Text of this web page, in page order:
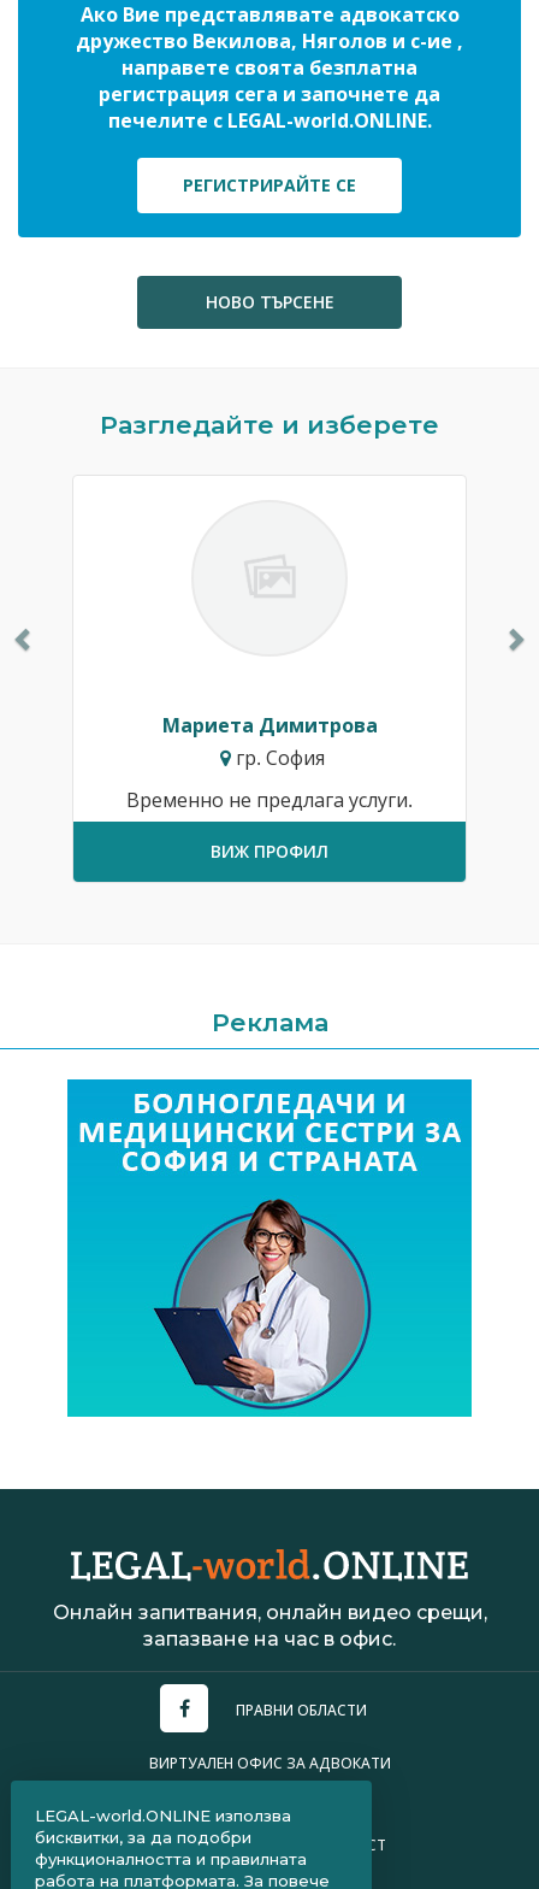
Ако Вие представлявате адвокатско
дружество Векилова, Няголов и с-ие ,
направете своята безплатна
регистрация сега и започнете да
печелите с LEGAL-world.ONLINE.
РЕГИСТРИРАЙТЕ СЕ
НОВО ТЪРСЕНЕ
Разгледайте и изберете
Мариета Димитрова
гр. София
Временно не предлага услуги.
ВИЖ ПРОФИЛ
Реклама
Онлайн запитвания, онлайн видео срещи,
запазване на час в офис.
ПРАВНИ ОБЛАСТИ
ВИРТУАЛЕН ОФИС ЗА АДВОКАТИ
ПОЛИТИКА ЗА ПОВЕРИТЕЛНОСТ
LEGAL-world.ONLINE използва
бисквитки, за да подобри
функционалността и правилната
работа на платформата. За повече